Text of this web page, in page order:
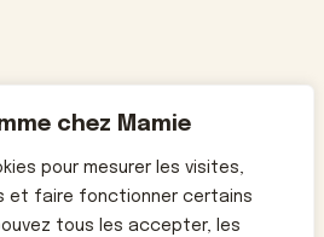
chez Mamie
pour mesurer les visites,
et faire fonctionner certains
tous les accepter, les